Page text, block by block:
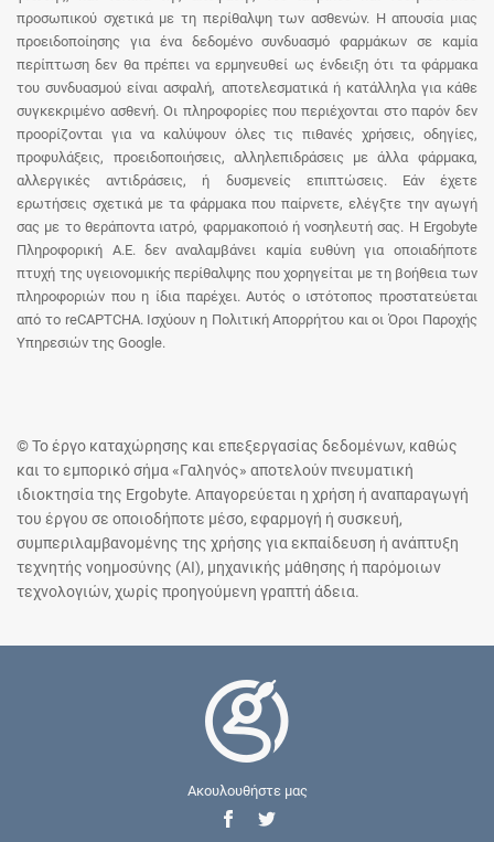
προσωπικού σχετικά με τη περίθαλψη των ασθενών. Η απουσία μιας
προειδοποίησης για ένα δεδομένο συνδυασμό φαρμάκων σε καμία
περίπτωση δεν θα πρέπει να ερμηνευθεί ως ένδειξη ότι τα φάρμακα
του συνδυασμού είναι ασφαλή, αποτελεσματικά ή κατάλληλα για κάθε
συγκεκριμένο ασθενή. Οι πληροφορίες που περιέχονται στο παρόν δεν
προορίζονται για να καλύψουν όλες τις πιθανές χρήσεις, οδηγίες,
προφυλάξεις, προειδοποιήσεις, αλληλεπιδράσεις με άλλα φάρμακα,
αλλεργικές αντιδράσεις, ή δυσμενείς επιπτώσεις. Εάν έχετε
ερωτήσεις σχετικά με τα φάρμακα που παίρνετε, ελέγξτε την αγωγή
σας με το θεράποντα ιατρό, φαρμακοποιό ή νοσηλευτή σας. Η Ergobyte
Πληροφορική Α.Ε. δεν αναλαμβάνει καμία ευθύνη για οποιαδήποτε
πτυχή της υγειονομικής περίθαλψης που χορηγείται με τη βοήθεια των
πληροφοριών που η ίδια παρέχει. Αυτός ο ιστότοπος προστατεύεται
από το reCAPTCHA. Ισχύουν η Πολιτική Απορρήτου και οι Όροι Παροχής
Υπηρεσιών της Google.
© Το έργο καταχώρησης και επεξεργασίας δεδομένων, καθώς
και το εμπορικό σήμα «Γαληνός» αποτελούν πνευματική
ιδιοκτησία της Ergobyte. Απαγορεύεται η χρήση ή αναπαραγωγή
του έργου σε οποιοδήποτε μέσο, εφαρμογή ή συσκευή,
συμπεριλαμβανομένης της χρήσης για εκπαίδευση ή ανάπτυξη
τεχνητής νοημοσύνης (AI), μηχανικής μάθησης ή παρόμοιων
τεχνολογιών, χωρίς προηγούμενη γραπτή άδεια.
Ακουλουθήστε μας